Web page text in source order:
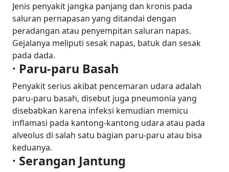
Jenis penyakit jangka panjang dan kronis pada
saluran pernapasan yang ditandai dengan
peradangan atau penyempitan saluran napas.
Gejalanya meliputi sesak napas, batuk dan sesak
pada dada.
· Paru-paru Basah
Penyakit serius akibat pencemaran udara adalah
paru-paru basah, disebut juga pneumonia yang
disebabkan karena infeksi kemudian memicu
inflamasi pada kantong-kantong udara atau pada
alveolus di salah satu bagian paru-paru atau bisa
keduanya.
· Serangan Jantung